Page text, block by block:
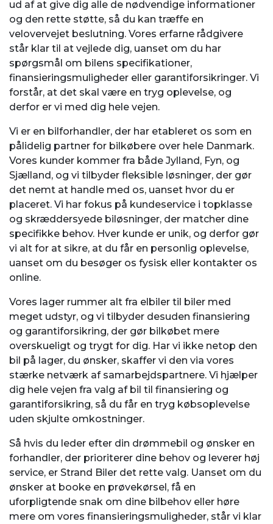
ud af at give dig alle de nødvendige informationer
og den rette støtte, så du kan træffe en
velovervejet beslutning. Vores erfarne rådgivere
står klar til at vejlede dig, uanset om du har
spørgsmål om bilens specifikationer,
finansieringsmuligheder eller garantiforsikringer. Vi
forstår, at det skal være en tryg oplevelse, og
derfor er vi med dig hele vejen.
Vi er en bilforhandler, der har etableret os som en
pålidelig partner for bilkøbere over hele Danmark.
Vores kunder kommer fra både Jylland, Fyn, og
Sjælland, og vi tilbyder fleksible løsninger, der gør
det nemt at handle med os, uanset hvor du er
placeret. Vi har fokus på kundeservice i topklasse
og skræddersyede biløsninger, der matcher dine
specifikke behov. Hver kunde er unik, og derfor gør
vi alt for at sikre, at du får en personlig oplevelse,
uanset om du besøger os fysisk eller kontakter os
online.
Vores lager rummer alt fra elbiler til biler med
meget udstyr, og vi tilbyder desuden finansiering
og garantiforsikring, der gør bilkøbet mere
overskueligt og trygt for dig. Har vi ikke netop den
bil på lager, du ønsker, skaffer vi den via vores
stærke netværk af samarbejdspartnere. Vi hjælper
dig hele vejen fra valg af bil til finansiering og
garantiforsikring, så du får en tryg købsoplevelse
uden skjulte omkostninger.
Så hvis du leder efter din drømmebil og ønsker en
forhandler, der prioriterer dine behov og leverer høj
service, er Strand Biler det rette valg. Uanset om du
ønsker at booke en prøvekørsel, få en
uforpligtende snak om dine bilbehov eller høre
mere om vores finansieringsmuligheder, står vi klar